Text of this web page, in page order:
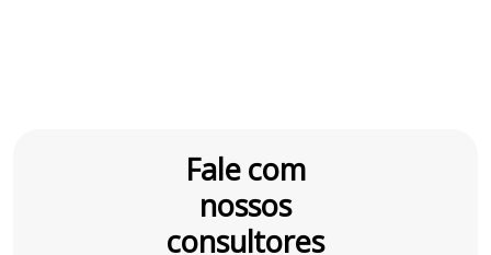
Fale com
nossos
consultores